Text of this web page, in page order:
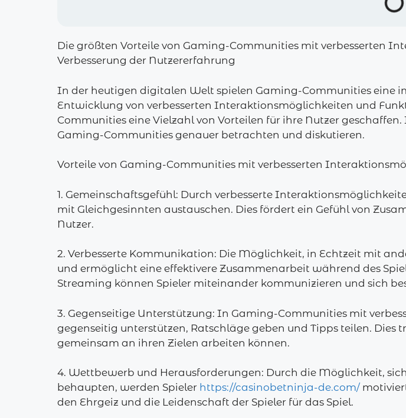
Die größten Vorteile von Gaming-Communities mit verbesserten
Verbesserung der Nutzererfahrung
In der heutigen digitalen Welt spielen Gaming-Communities eine
Entwicklung von verbesserten Interaktionsmöglichkeiten und
Communities eine Vielzahl von Vorteilen für ihre Nutzer
Gaming-Communities genauer betrachten und diskutieren.
Vorteile von Gaming-Communities mit verbesserten
1. Gemeinschaftsgefühl: Durch verbesserte
mit Gleichgesinnten austauschen. Dies fördert ein Gefühl von
Nutzer.
2. Verbesserte Kommunikation: Die Möglichkeit, in Echtzeit mit
und ermöglicht eine effektivere Zusammenarbeit während des
Streaming können Spieler miteinander kommunizieren und sich
3. Gegenseitige Unterstützung: In Gaming-Communities mit
gegenseitig unterstützen, Ratschläge geben und Tipps teilen. Dies
gemeinsam an ihren Zielen arbeiten können.
4. Wettbewerb und Herausforderungen: Durch die Möglichkeit,
behaupten, werden Spieler https://casinobetninja-de.com/
den Ehrgeiz und die Leidenschaft der Spieler für das Spiel.